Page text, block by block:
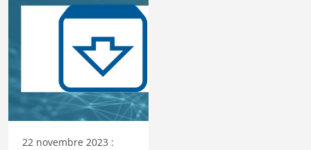
22 novembre 2023 :